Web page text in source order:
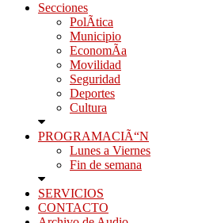
Secciones
PolÃ­tica
Municipio
EconomÃ­a
Movilidad
Seguridad
Deportes
Cultura
PROGRAMACIÃ“N
Lunes a Viernes
Fin de semana
SERVICIOS
CONTACTO